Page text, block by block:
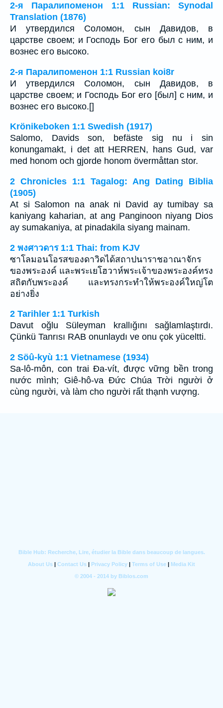
2-я Паралипоменон 1:1 Russian: Synodal
Translation (1876)
И утвердился Соломон, сын Давидов, в
царстве своем; и Господь Бог его был с ним, и
вознес его высоко.
2-я Паралипоменон 1:1 Russian koi8r
И утвердился Соломон, сын Давидов, в
царстве своем; и Господь Бог его [был] с ним, и
вознес его высоко.[]
Krönikeboken 1:1 Swedish (1917)
Salomo, Davids son, befäste sig nu i sin
konungamakt, i det att HERREN, hans Gud, var
med honom och gjorde honom övermåttan stor.
2 Chronicles 1:1 Tagalog: Ang Dating Biblia
(1905)
At si Salomon na anak ni David ay tumibay sa
kaniyang kaharian, at ang Panginoon niyang Dios
ay sumakaniya, at pinadakila siyang mainam.
2 พงศาวดาร 1:1 Thai: from KJV
ซาโลมอนโอรสของดาวิดได้สถาปนาราชอาณาจักร
ของพระองค์ และพระเยโฮวาห์พระเจ้าของพระองค์ทรง
สถิตกับพระองค์ และทรงกระทำให้พระองค์ใหญ่โต
อย่างยิ่ง
2 Tarihler 1:1 Turkish
Davut oğlu Süleyman krallığını sağlamlaştırdı.
Çünkü Tanrısı RAB onunlaydı ve onu çok yüceltti.
2 Söû-kyù 1:1 Vietnamese (1934)
Sa-lô-môn, con trai Ða-vít, được vững bền trong
nước mình; Giê-hô-va Ðức Chúa Trời người ở
cùng người, và làm cho người rất thạnh vượng.